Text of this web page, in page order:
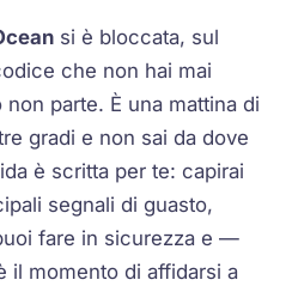
si è bloccata, sul
che non hai mai
parte. È una mattina di
gradi e non sai da dove
è scritta per te: capirai
segnali di guasto,
fare in sicurezza e —
il momento di affidarsi a